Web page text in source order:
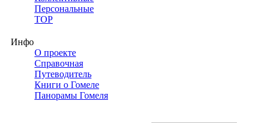
Персональные
TOP
Инфо
О проекте
Справочная
Путеводитель
Книги о Гомеле
Панорамы Гомеля